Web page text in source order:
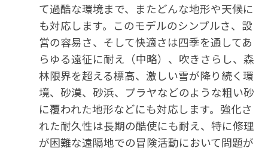
て過酷な環境まで、またどんな地形や天候に
も対応します。このモデルのシンプルさ、設
営の容易さ、そして快適さは四季を通してあ
らゆる遠征に耐え（中略）、吹きさらし、森
林限界を超える標高、激しい雪が降り続く環
境、砂漠、砂浜、プラヤなどのような粗い砂
に覆われた地形などにも対応します。強化さ
れた耐久性は長期の酷使にも耐え、特に修理
が困難な遠隔地での冒険活動において問題が